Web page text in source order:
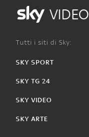
VIDEO
Tutti i siti di Sky:
SKY SPORT
SKY TG 24
SKY VIDEO
SKY ARTE